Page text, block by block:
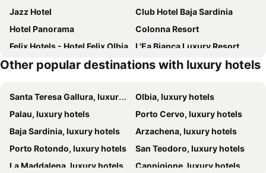
Jazz Hotel
Club Hotel Baja Sardinia
Hotel Panorama
Colonna Resort
Felix Hotels - Hotel Felix Olbia
L'Ea Bianca Luxury Resort
Grand Hotel Cannigione
Hotel Pulicinu
Hotel Cala di Volpe, a Luxury Collection Hotel, Costa Smeralda
Hotel Colonna San Marco
La Locanda del Conte Mameli
CPH | Pevero Hotel
Pedra Smeralda
Hotel Nibaru
Hotel Resort & Spa Baia Caddinas
Grand Hotel Poltu Quatu
Grand Relais Dei Nuraghi
Hotel Sporting
Other popular destinations with luxury hotels
Santa Teresa Gallura, luxury hotels
Olbia, luxury hotels
Palau, luxury hotels
Porto Cervo, luxury hotels
Baja Sardinia, luxury hotels
Arzachena, luxury hotels
Porto Rotondo, luxury hotels
San Teodoro, luxury hotels
La Maddalena, luxury hotels
Cannigione, luxury hotels